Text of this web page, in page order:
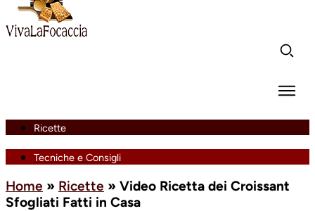
Ricette
Tecniche e Consigli
Home » Ricette » Video Ricetta dei Croissant
Sfogliati Fatti in Casa